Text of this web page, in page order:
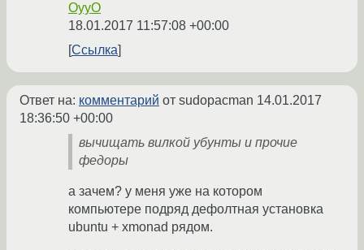
OyyO
18.01.2017 11:57:08 +00:00
Ссылка
Ответ на: комментарий от sudopacman 14.01.2017
18:36:50 +00:00
вычищать вилкой убунты и прочие
федоры
а зачем? у меня уже на котором
компьютере подряд дефолтная установка
ubuntu + xmonad рядом.